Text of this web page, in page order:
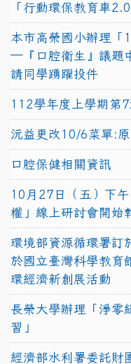
「行動環保教育車
本市高榮國小辦理「
─『口腔衛生』議題
請同學踴躍投件
112學年度上學期第
沅益更改10/6菜單:
口腔保健相關資訊
10月27日（五）下
權」線上研討會開始
環境部資源循環署訂
於國立臺灣科學教育
環經濟新創展活動
長榮大學辦理「淨零
習」
經濟部水利署委託財